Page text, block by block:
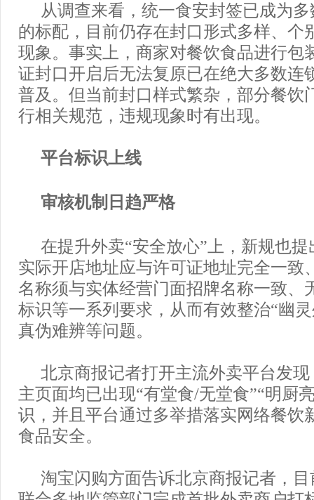
从调查来看，统一食安封签已成为
的标配，目前仍存在封口形式多样、个
现象。事实上，商家对餐饮食品进行包
证封口开启后无法复原已在绝大多数连
普及。但当前封口样式繁杂，部分餐饮
行相关规范，违规现象时有出现。
平台标识上线
审核机制日趋严格
在提升外卖“安全放心”上，新规也
实际开店地址应与许可证地址完全一致
名称须与实体经营门面招牌名称一致、
标识等一系列要求，从而有效整治“幽
真伪难辨等问题。
北京商报记者打开主流外卖平台发
主页面均已出现“有堂食/无堂食”“明厨
识，并且平台通过多举措落实网络餐饮
食品安全。
淘宝闪购方面告诉北京商报记者，